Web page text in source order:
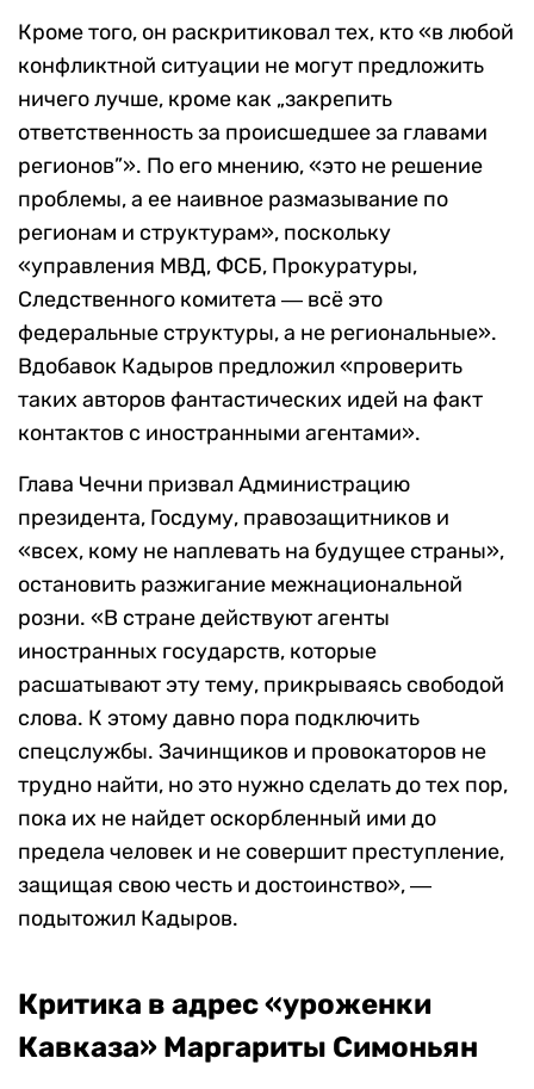
Кроме того, он раскритиковал тех, кто «в любой
конфликтной ситуации не могут предложить
ничего лучше, кроме как „закрепить
ответственность за происшедшее за главами
регионов”». По его мнению, «это не решение
проблемы, а ее наивное размазывание по
регионам и структурам», поскольку
«управления МВД, ФСБ, Прокуратуры,
Следственного комитета ― всё это
федеральные структуры, а не региональные».
Вдобавок Кадыров предложил «проверить
таких авторов фантастических идей на факт
контактов с иностранными агентами».
Глава Чечни призвал Администрацию
президента, Госдуму, правозащитников и
«всех, кому не наплевать на будущее страны»,
остановить разжигание межнациональной
розни. «В стране действуют агенты
иностранных государств, которые
расшатывают эту тему, прикрываясь свободой
слова. К этому давно пора подключить
спецслужбы. Зачинщиков и провокаторов не
трудно найти, но это нужно сделать до тех пор,
пока их не найдет оскорбленный ими до
предела человек и не совершит преступление,
защищая свою честь и достоинство», ―
подытожил Кадыров.
Критика в адрес «уроженки
Кавказа» Маргариты Симоньян